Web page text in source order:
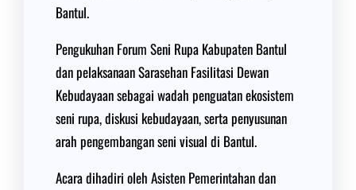
Bantul.
Pengukuhan Forum Seni Rupa Kabupaten Bantul
dan pelaksanaan Sarasehan Fasilitasi Dewan
Kebudayaan sebagai wadah penguatan ekosistem
seni rupa, diskusi kebudayaan, serta penyusunan
arah pengembangan seni visual di Bantul.
Acara dihadiri oleh Asisten Pemerintahan dan